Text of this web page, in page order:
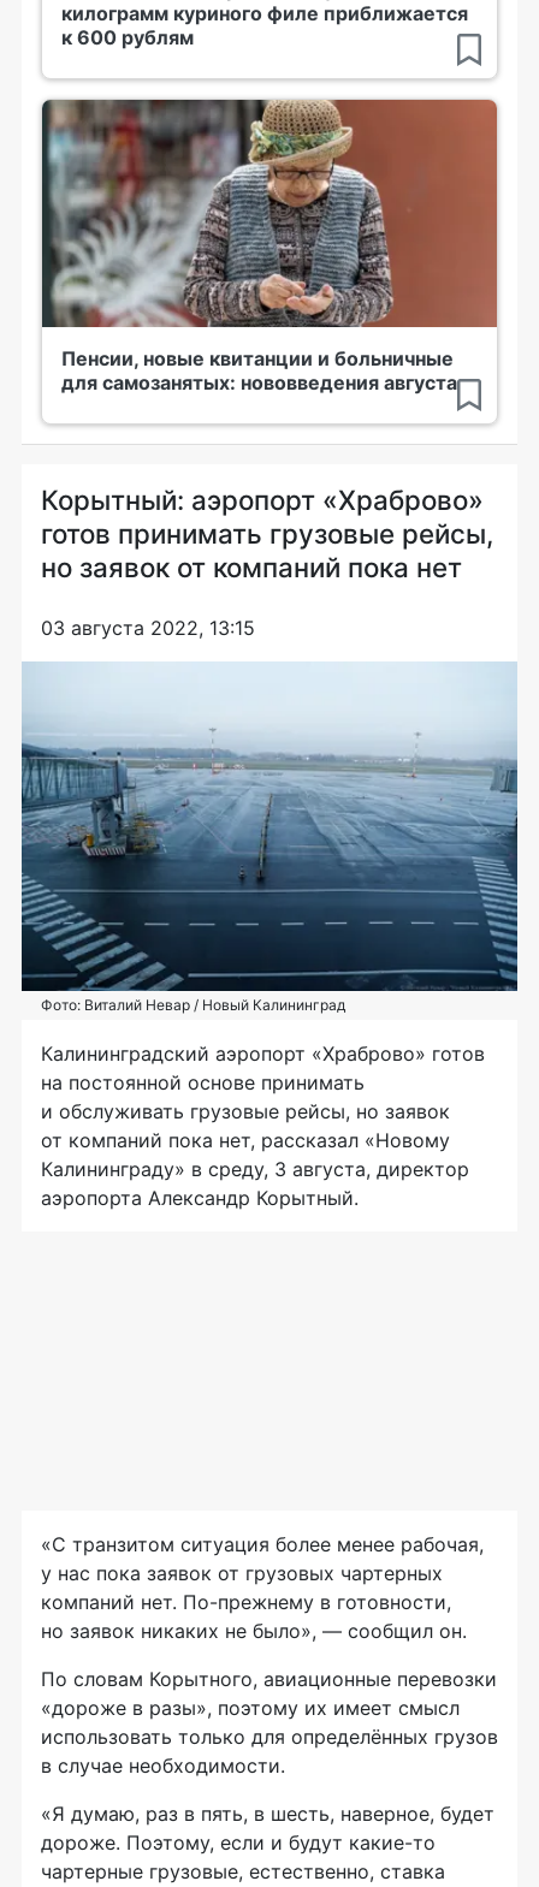
килограмм куриного филе приближается
к 600 рублям
Пенсии, новые квитанции и больничные
для самозанятых: нововведения августа
Корытный: аэропорт «Храброво»
готов принимать грузовые рейсы,
но заявок от компаний пока нет
03 августа 2022, 13:15
Фото: Виталий Невар / Новый Калининград
Калининградский аэропорт «Храброво» готов
на постоянной основе принимать
и обслуживать грузовые рейсы, но заявок
от компаний пока нет, рассказал «Новому
Калининграду» в среду, 3 августа, директор
аэропорта Александр Корытный.
«С транзитом ситуация более менее рабочая,
у нас пока заявок от грузовых чартерных
компаний нет. По-прежнему в готовности,
но заявок никаких не было», — сообщил он.
По словам Корытного, авиационные перевозки
«дороже в разы», поэтому их имеет смысл
использовать только для определённых грузов
в случае необходимости.
«Я думаю, раз в пять, в шесть, наверное, будет
дороже. Поэтому, если и будут какие-то
чартерные грузовые, естественно, ставка